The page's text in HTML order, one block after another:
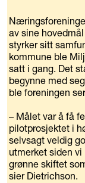
av sine
styrker sitt
kommune ble
satt i gang. Det
begynne med
ble foreningen
– Målet var å få
pilotprosjektet i
selvsagt veldig
utmerket siden
grønne skiftet
sier Dietrichson.